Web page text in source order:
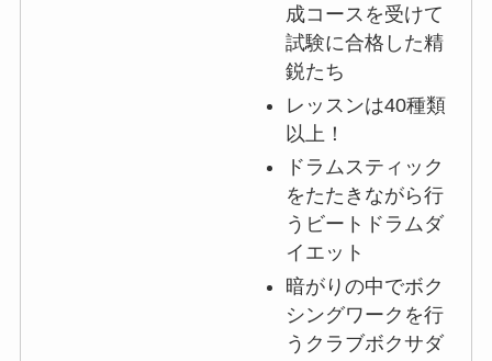
成コースを受けて
試験に合格した精
鋭たち
レッスンは40種類
以上！
ドラムスティック
をたたきながら行
うビートドラムダ
イエット
暗がりの中でボク
シングワークを行
うクラブボクサダ